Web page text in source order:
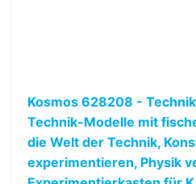
Kosmos 628208 -
Technik-Modelle mit
die Welt der Technik,
experimentieren, Physik